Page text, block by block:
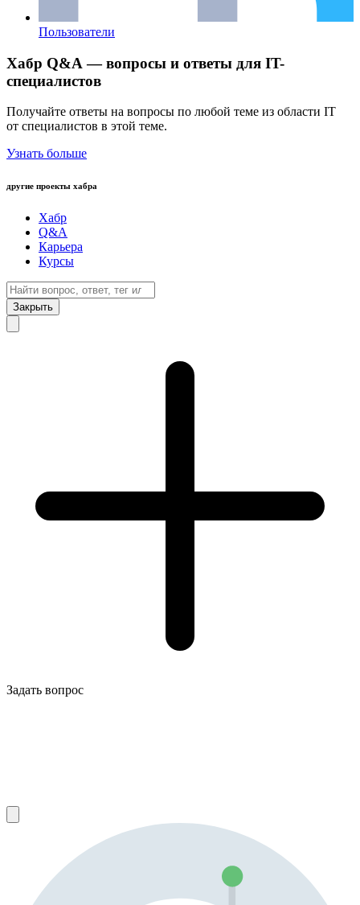
Пользователи
Хабр Q&A — вопросы и ответы для IT-
специалистов
Получайте ответы на вопросы по любой теме из области IT
от специалистов в этой теме.
Узнать больше
другие проекты хабра
Хабр
Q&A
Карьера
Курсы
Закрыть
Задать вопрос